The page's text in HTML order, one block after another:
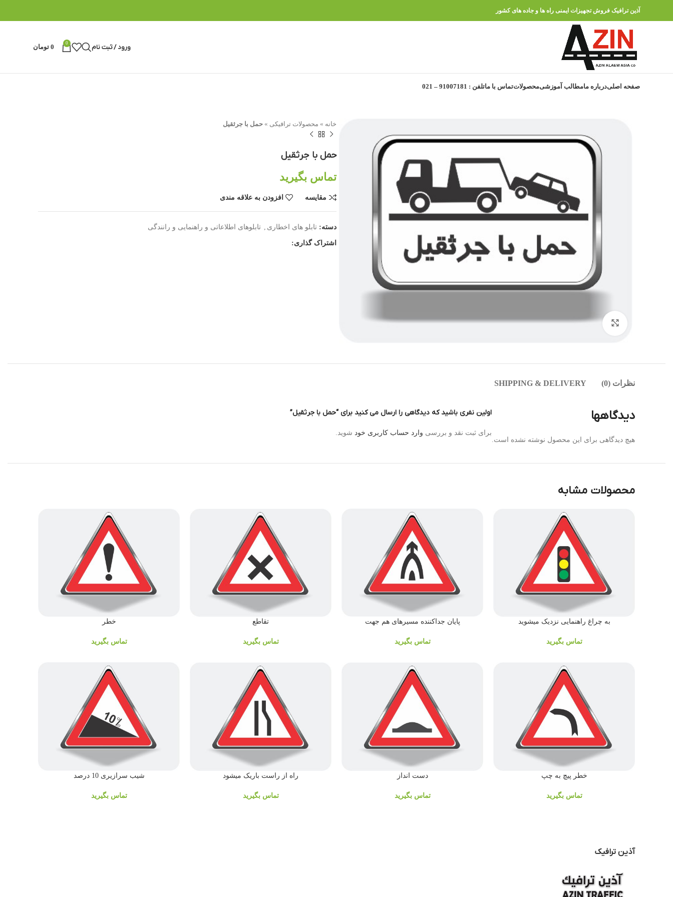
آذین ترافیک فروش تجهیزات ایمنی راه ها و جاده های کشور
ورود / ثبت نام 0
0 تومان
صفحه اصلیدرباره مامطالب آموزشیمحصولاتتماس با ماتلفن : 91007181 – 021
بزرگنمایی تصویر
خانه » محصولات ترافیکی » حمل با جرثقیل
حمل با جرثقیل
تماس بگیرید
مقایسه افزودن به علاقه مندی
دسته: تابلو های اخطاری , تابلوهای اطلاعاتی و راهنمایی و رانندگی
اشتراک گذاری:
نظرات (0) SHIPPING & DELIVERY
دیدگاهها
هیچ دیدگاهی برای این محصول نوشته نشده است.
اولین نفری باشید که دیدگاهی را ارسال می کنید برای “حمل با جرثقیل”
برای ثبت نقد و بررسی وارد حساب کاربری خود شوید.
محصولات مشابه
به چراغ راهنمایی نزدیک میشوید
تماس بگیرید
پایان جداکننده مسیرهای هم جهت
تماس بگیرید
تقاطع
تماس بگیرید
خطر
تماس بگیرید
خطر پیچ به چپ
تماس بگیرید
دست انداز
تماس بگیرید
راه از راست باریک میشود
تماس بگیرید
شیب سرازیری 10 درصد
تماس بگیرید
آذین ترافیک